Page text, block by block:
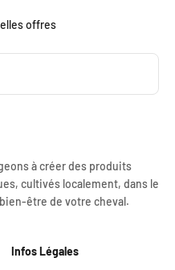
offres
à créer des produits
cultivés localement, dans le
être de votre cheval.
Infos Légales